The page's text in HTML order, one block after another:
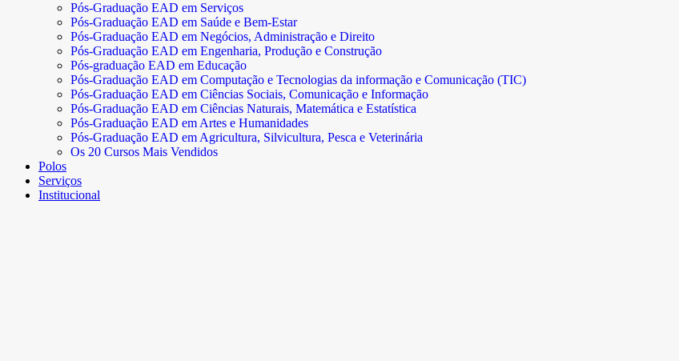
Pós-Graduação EAD em Serviços
Pós-Graduação EAD em Saúde e Bem-Estar
Pós-Graduação EAD em Negócios, Administração e Direito
Pós-Graduação EAD em Engenharia, Produção e Construção
Pós-graduação EAD em Educação
Pós-Graduação EAD em Computação e Tecnologias da informação e Comunicação (TIC)
Pós-Graduação EAD em Ciências Sociais, Comunicação e Informação
Pós-Graduação EAD em Ciências Naturais, Matemática e Estatística
Pós-Graduação EAD em Artes e Humanidades
Pós-Graduação EAD em Agricultura, Silvicultura, Pesca e Veterinária
Os 20 Cursos Mais Vendidos
Polos
Serviços
Institucional